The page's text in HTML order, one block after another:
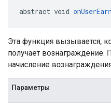
abstract void
Эта функция вызывается,
получает вознаграждение.
начисление
Параметры